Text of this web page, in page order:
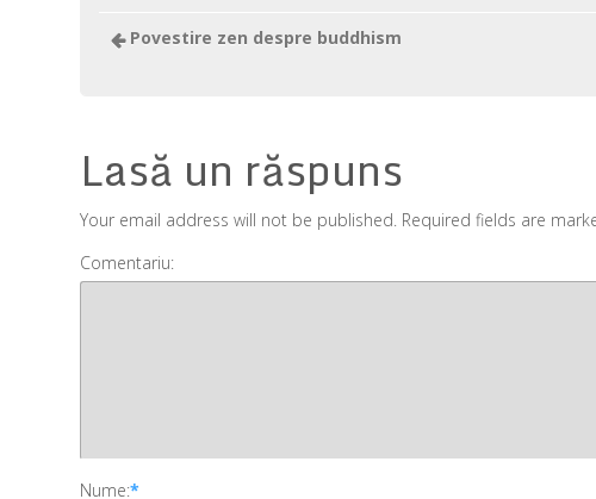
Povestire zen despre buddhism
Lasă un răspuns
Your email address will not be published. Required fields are
Comentariu:
Nume:*